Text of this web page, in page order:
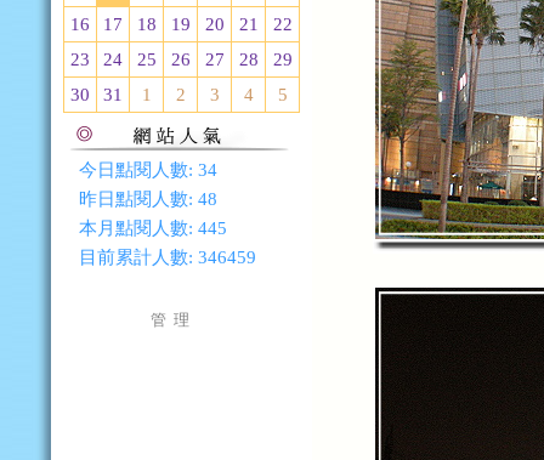
16
17 18 19 20 21
22
23
24 25 26 27 28
29
30
31 1 2 3 4 5
今日點閱人數: 34
昨日點閱人數: 48
本月點閱人數: 445
目前累計人數: 346459
管 理